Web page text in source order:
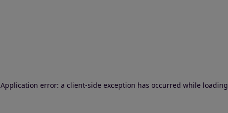
Application error: a client-side exception has occurred while loading